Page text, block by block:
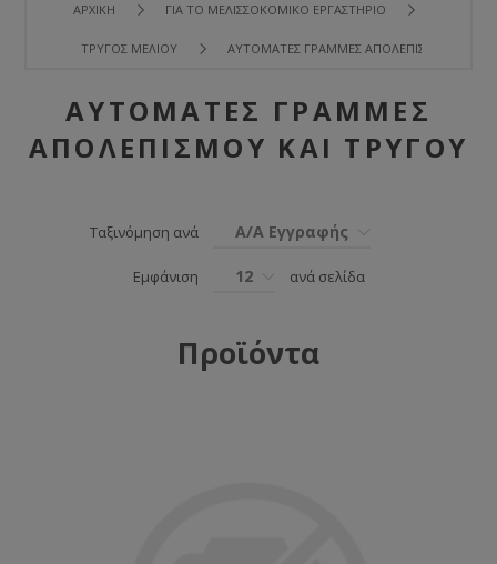
ΑΡΧΙΚΉ ΓΙΑ ΤΟ ΜΕΛΙΣΣΟΚΟΜΙΚΌ ΕΡΓΑΣΤΉΡΙΟ
ΤΡΎΓΟΣ ΜΕΛΙΟΎ ΑΥΤΌΜΑΤΕΣ ΓΡΑΜΜΈΣ ΑΠΟΛΕΠΙΣΜΟΎ ΚΑΙ
ΑΥΤΌΜΑΤΕΣ ΓΡΑΜΜΈΣ
ΑΠΟΛΕΠΙΣΜΟΎ ΚΑΙ ΤΡΎΓΟΥ
Ταξινόμηση ανά Α/Α Εγγραφής
Εμφάνιση 12 ανά σελίδα
Προϊόντα